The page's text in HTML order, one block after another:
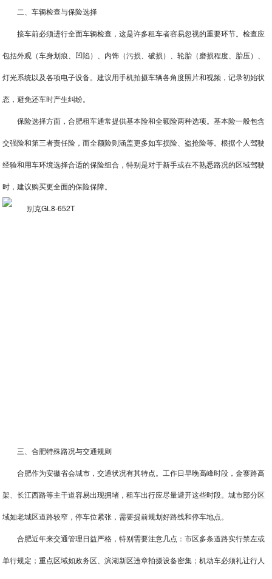
二、车辆检查与保险选择
接车前必须进行全面车辆检查，这是许多租车者容易忽视的重要环节。检查应
包括外观（车身划痕、凹陷）、内饰（污损、破损）、轮胎（磨损程度、胎压）、
灯光系统以及各项电子设备。建议用手机拍摄车辆各角度照片和视频，记录初始状
态，避免还车时产生纠纷。
保险选择方面，合肥租车通常提供基本险和全额险两种选项。基本险一般包含
交强险和第三者责任险，而全额险则涵盖更多如车损险、盗抢险等。根据个人驾驶
经验和用车环境选择合适的保险组合，特别是对于新手或在不熟悉路况的区域驾驶
时，建议购买更全面的保险保障。
三、合肥特殊路况与交通规则
合肥作为安徽省会城市，交通状况有其特点。工作日早晚高峰时段，金寨路高
架、长江西路等主干道容易出现拥堵，租车出行应尽量避开这些时段。城市部分区
域如老城区道路较窄，停车位紧张，需要提前规划好路线和停车地点。
合肥近年来交通管理日益严格，特别需要注意几点：市区多条道路实行禁左或
单行规定；重点区域如政务区、滨湖新区违章拍摄设备密集；机动车必须礼让行人